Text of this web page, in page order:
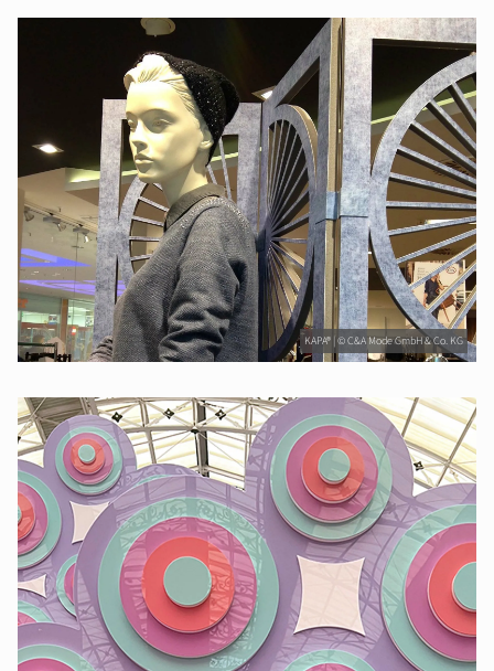
KAPA® | © C&A Mode GmbH & Co. KG